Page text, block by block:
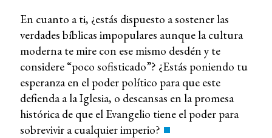
En cuanto a ti, ¿estás dispuesto a sostener las
verdades bíblicas impopulares aunque la cultura
moderna te mire con ese mismo desdén y te
considere “poco sofisticado”? ¿Estás poniendo tu
esperanza en el poder político para que este
defienda a la Iglesia, o descansas en la promesa
histórica de que el Evangelio tiene el poder para
sobrevivir a cualquier imperio?